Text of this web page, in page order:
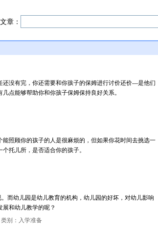
章：
没有完，你还需要和你孩子的保姆进行讨价还价---是他们
点能够帮助你和你孩子保姆保持良好关系。
照顾你的孩子的人是很麻烦的，但如果你花时间去挑选一
托儿所，是否适合你的孩子。
幼儿园是幼儿教育的机构，幼儿园的好坏，对幼儿影响
和幼儿教学的呢？
类别：入学准备